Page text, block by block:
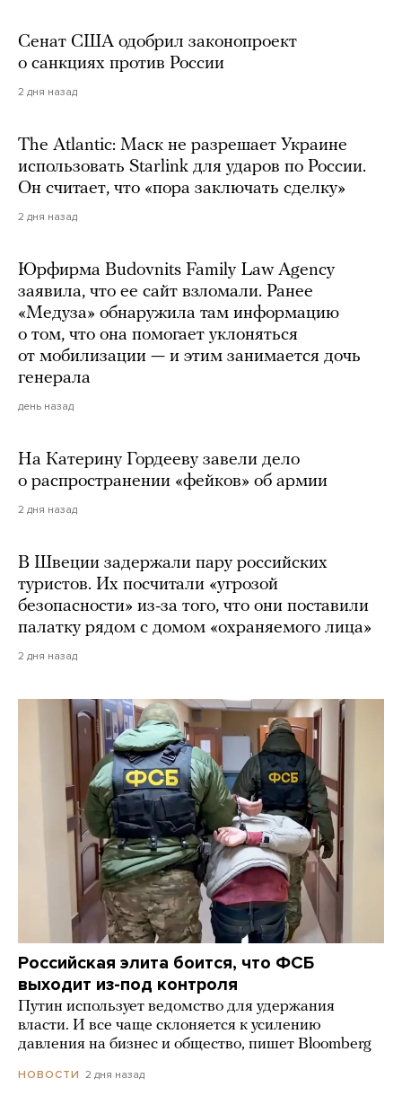
Сенат США одобрил законопроект
о санкциях против России
2 дня назад
The Atlantic: Маск не разрешает Украине
использовать Starlink для ударов по России.
Он считает, что «пора заключать сделку»
2 дня назад
Юрфирма Budovnits Family Law Agency
заявила, что ее сайт взломали. Ранее
«Медуза» обнаружила там информацию
о том, что она помогает уклоняться
от мобилизации — и этим занимается дочь
генерала
день назад
На Катерину Гордееву завели дело
о распространении «фейков» об армии
2 дня назад
В Швеции задержали пару российских
туристов. Их посчитали «угрозой
безопасности» из-за того, что они поставили
палатку рядом с домом «охраняемого лица»
2 дня назад
Российская элита боится, что ФСБ
выходит из-под контроля
Путин использует ведомство для удержания
власти. И все чаще склоняется к усилению
давления на бизнес и общество, пишет Bloomberg
НОВОСТИ 2 дня назад